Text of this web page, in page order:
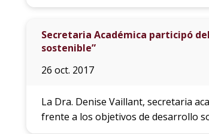
Secretaria Académica participó
sostenible”
26 oct. 2017
La Dra. Denise Vaillant, secretaria
frente a los objetivos de desarrollo